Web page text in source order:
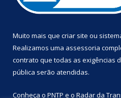
Muito mais que criar site ou
Realizamos uma assessoria
contrato que todas as exigências
pública serão atendidas.
Conheça o PNTP e o Radar da